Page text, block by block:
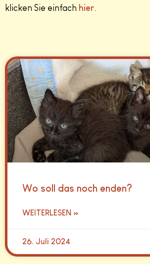
klicken Sie einfach hier.
Wo soll das noch enden?
WEITERLESEN »
26. Juli 2024